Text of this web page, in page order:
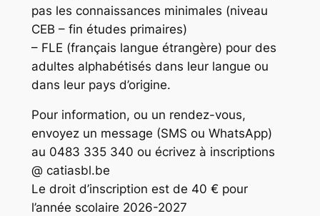
pas les connaissances minimales (niveau
CEB – fin études primaires)
– FLE (français langue étrangère) pour des
adultes alphabétisés dans leur langue ou
dans leur pays d’origine.
Pour information, ou un rendez-vous,
envoyez un message (SMS ou WhatsApp)
au 0483 335 340 ou écrivez à inscriptions
@ catiasbl.be
Le droit d’inscription est de 40 € pour
l’année scolaire 2026-2027